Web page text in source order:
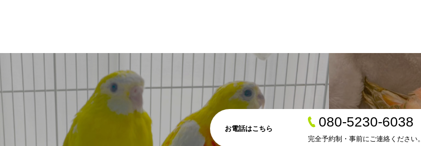
お電話はこちら 080-5230-6038
完全予約制・事前にご連絡ください。